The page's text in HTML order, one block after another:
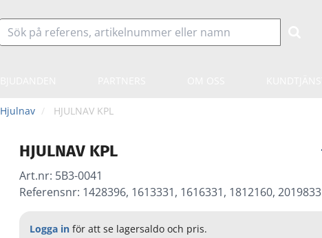
Hjulnav HJULNAV KPL
HJULNAV KPL
Art.nr: 5B3-0041
Referensnr: 1428396, 1613331, 1616331, 1812160, 2019833
Logga inför att se lagersaldo och pris.